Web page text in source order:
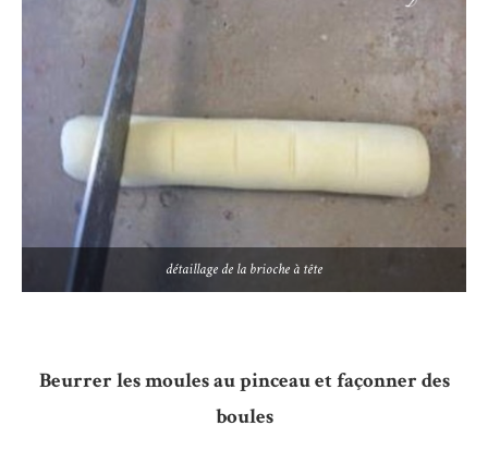
détaillage de la brioche à tête
Beurrer les moules au pinceau et façonner des
boules